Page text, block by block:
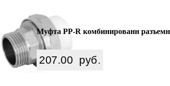
Екатеринбург
Search
8 (800) 350 68 65
zakaz@wiki-prom24.ru
Муфта PP-R комбинированн
207.00 руб.